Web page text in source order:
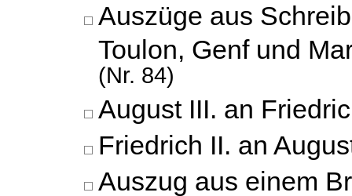
Auszüge aus
Toulon, Genf und
(Nr. 84)
August III. an
Friedrich II. an
Auszug aus einem